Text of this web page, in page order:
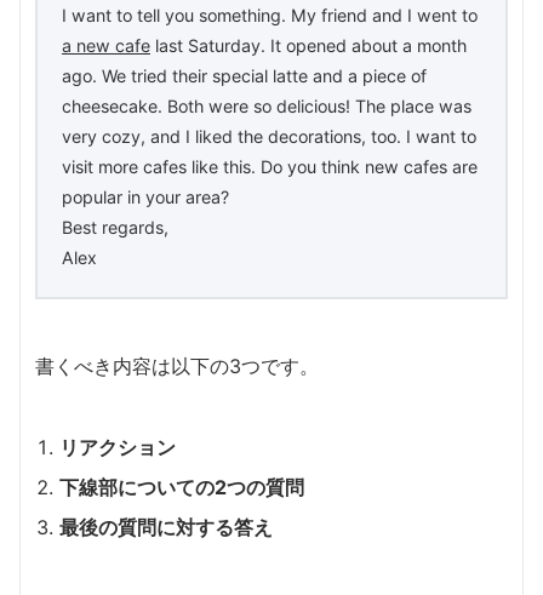
I want to tell you something. My friend and I went to
a new cafe last Saturday. It opened about a month
ago. We tried their special latte and a piece of
cheesecake. Both were so delicious! The place was
very cozy, and I liked the decorations, too. I want to
visit more cafes like this. Do you think new cafes are
popular in your area?
Best regards,
Alex
書くべき内容は以下の3つです。
リアクション
下線部についての2つの質問
最後の質問に対する答え